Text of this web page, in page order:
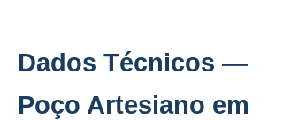
Dados Técnicos —
Poço Artesiano em